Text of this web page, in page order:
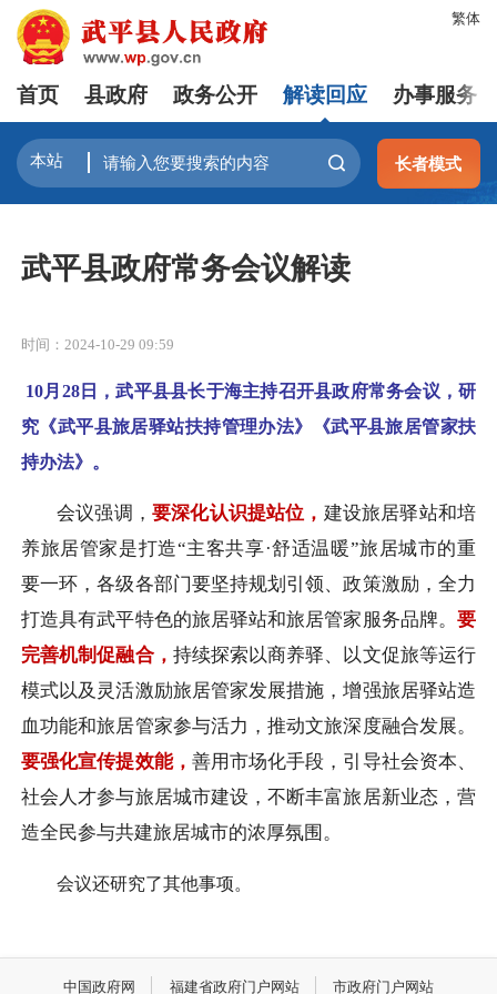
繁体
首页 县政府 政务公开 解读回应 办事服务
长者模式
武平县政府常务会议解读
时间：2024-10-29 09:59
10月28日，武平县县长于海主持召开县政府常务会议，研
究《武平县旅居驿站扶持管理办法》《武平县旅居管家扶
持办法》。
会议强调， 要深化认识提站位， 建设旅居驿站和培
养旅居管家是打造“主客共享·舒适温暖”旅居城市的重
要一环，各级各部门要坚持规划引领、政策激励，全力
打造具有武平特色的旅居驿站和旅居管家服务品牌。 要
完善机制促融合， 持续探索以商养驿、以文促旅等运行
模式以及灵活激励旅居管家发展措施，增强旅居驿站造
血功能和旅居管家参与活力，推动文旅深度融合发展。
要强化宣传提效能， 善用市场化手段，引导社会资本、
社会人才参与旅居城市建设，不断丰富旅居新业态，营
造全民参与共建旅居城市的浓厚氛围。
会议还研究了其他事项。
中国政府网 福建省政府门户网站 市政府门户网站